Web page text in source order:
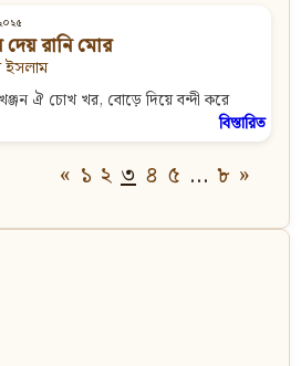
রানি মোর
ঐ চোখ খর, বোড়ে দিয়ে বন্দী করে
বিস্তারিত
« ১ ২ ৩ ৪ ৫ … ৮ »